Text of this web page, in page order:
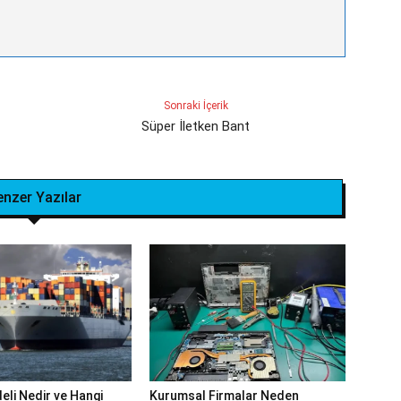
Sonraki İçerik
Süper İletken Bant
Yazılar
Nedir ve Hangi Kurumsal Firmalar Neden